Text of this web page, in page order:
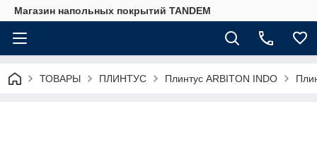
Магазин напольных покрытий TANDEM
ТОВАРЫ ПЛИНТУС Плинтус ARBITON INDO